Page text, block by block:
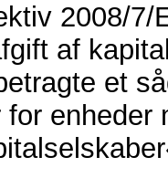
2008/
af
et